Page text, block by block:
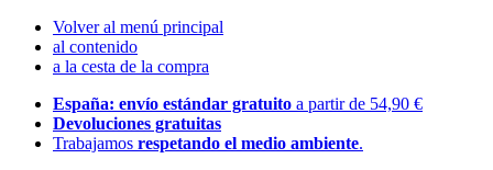
Volver al menú principal
al contenido
a la cesta de la compra
España: envío estándar gratuito a partir de 54,90 €
Devoluciones gratuitas
Trabajamos respetando el medio ambiente.